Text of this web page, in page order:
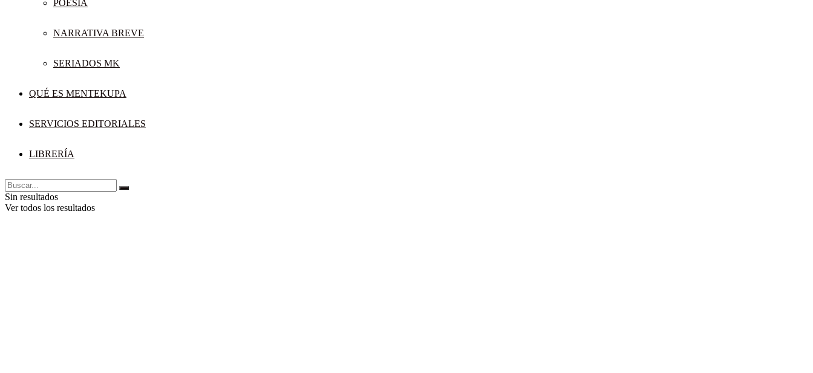
POESÍA
NARRATIVA BREVE
SERIADOS MK
QUÉ ES MENTEKUPA
SERVICIOS EDITORIALES
LIBRERÍA
Sin resultados
Ver todos los resultados